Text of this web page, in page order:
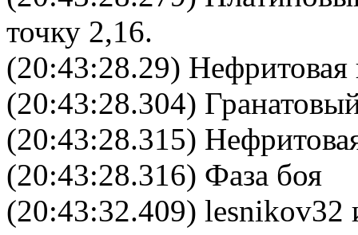
точку 2,16.
(20:43:28.29) Нефритовая
(20:43:28.304)
(20:43:28.315)
(20:43:28.316) Фаза боя
(20:43:32.409) lesnikov32